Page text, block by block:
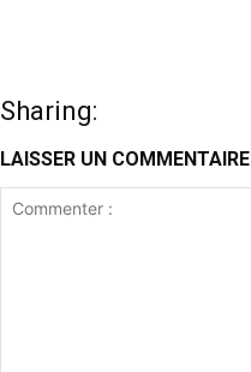
Sharing:
LAISSER UN COMMENTAIRE